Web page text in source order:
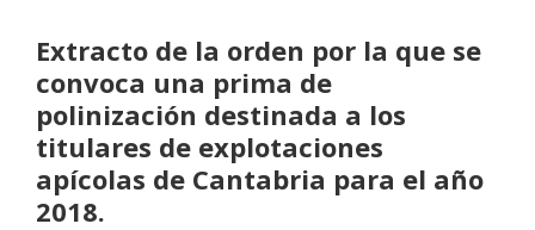
Extracto de la orden por la que se
convoca una prima de
polinización destinada a los
titulares de explotaciones
apícolas de Cantabria para el año
2018.